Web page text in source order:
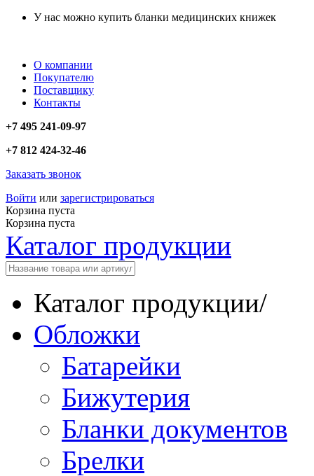
У нас можно купить бланки медицинских книжек
О компании
Покупателю
Поставщику
Контакты
+7 495 241-09-97
+7 812 424-32-46
Заказать звонок
Войти или зарегистрироваться
Корзина пуста
Корзина пуста
Каталог продукции
Каталог продукции/
Обложки
Батарейки
Бижутерия
Бланки документов
Брелки